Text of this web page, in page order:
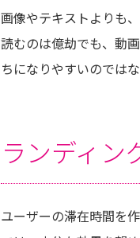
画像やテキストよりも
読むのは億劫でも、動
ちになりやすいのでは
ランディン
ユーザーの滞在時間を